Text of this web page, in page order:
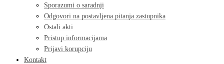
Sporazumi o saradnji
Odgovori na postavljena pitanja zastupnika
Ostali akti
Pristup informacijama
Prijavi korupciju
Kontakt